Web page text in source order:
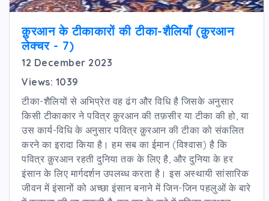
क़ुरआन के टीकाकारों की टीका-शैलियाँ (क़ुरआन
लेक्चर - 7)
12 December 2023
Views: 1039
टीका-शैलियों से अभिप्रेत वह ढंग और विधि है जिसके अनुसार
किसी टीकाकार ने पवित्र क़ुरआन की तफ़सीर या टीका की हो, या
उस कार्य-विधि के अनुसार पवित्र क़ुरआन की टीका को संकलित
करने का इरादा किया है। हम सब का ईमान (विश्वास) है कि
पवित्र क़ुरआन रहती दुनिया तक के लिए है, और दुनिया के हर
इंसान के लिए मार्गदर्शन उपलब्ध करता है। इस अस्थायी सांसारिक
जीवन में इंसानों को अच्छा इंसान बनाने में जिन-जिन पहलुओं के बारे